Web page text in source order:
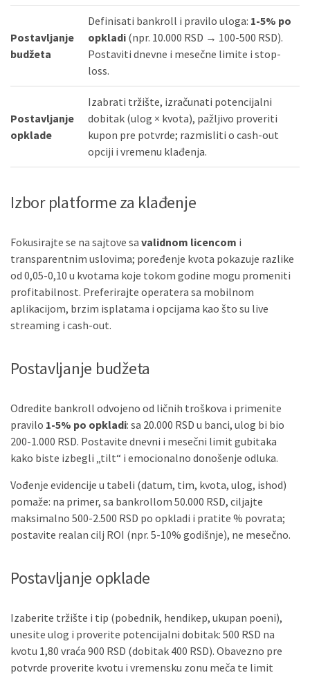
Postavljanje
budžeta
Definisati bankroll i pravilo uloga: 1-5% po
opkladi (npr. 10.000 RSD → 100-500 RSD).
Postaviti dnevne i mesečne limite i stop-
loss.
Postavljanje
opklade
Izabrati tržište, izračunati potencijalni
dobitak (ulog × kvota), pažljivo proveriti
kupon pre potvrde; razmisliti o cash-out
opciji i vremenu klađenja.
Izbor platforme za klađenje
Fokusirajte se na sajtove sa validnom licencom i
transparentnim uslovima; poređenje kvota pokazuje razlike
od 0,05-0,10 u kvotama koje tokom godine mogu promeniti
profitabilnost. Preferirajte operatera sa mobilnom
aplikacijom, brzim isplatama i opcijama kao što su live
streaming i cash-out.
Postavljanje budžeta
Odredite bankroll odvojeno od ličnih troškova i primenite
pravilo 1-5% po opkladi: sa 20.000 RSD u banci, ulog bi bio
200-1.000 RSD. Postavite dnevni i mesečni limit gubitaka
kako biste izbegli „tilt“ i emocionalno donošenje odluka.
Vođenje evidencije u tabeli (datum, tim, kvota, ulog, ishod)
pomaže: na primer, sa bankrollom 50.000 RSD, ciljajte
maksimalno 500-2.500 RSD po opkladi i pratite % povrata;
postavite realan cilj ROI (npr. 5-10% godišnje), ne mesečno.
Postavljanje opklade
Izaberite tržište i tip (pobednik, hendikep, ukupan poeni),
unesite ulog i proverite potencijalni dobitak: 500 RSD na
kvotu 1,80 vraća 900 RSD (dobitak 400 RSD). Obavezno pre
potvrde proverite kvotu i vremensku zonu meča te limit